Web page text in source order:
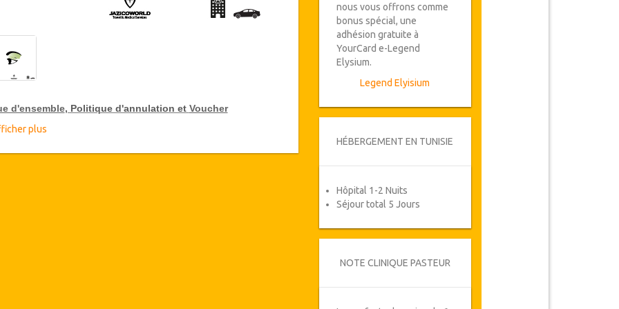
d'ensemble, Politique d'annulation et Voucher
d'ensemble
plus
nous vous offrons comme
bonus spécial, une
adhésion gratuite à
YourCard e-Legend
Elysium.
Legend Elyisium
HÉBERGEMENT EN TUNISIE
Hôpital 1-2 Nuits
Séjour total 5 Jours
NOTE CLINIQUE PASTEUR